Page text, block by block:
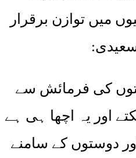
میں توازن برقرار
کی فرمائش سے
اور یہ اچھا ہی ہے
دوستوں کے سامنے